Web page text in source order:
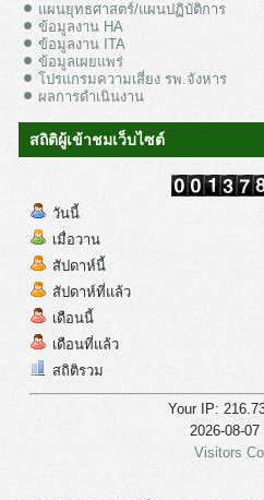
แผนยุทธศาสตร์/แผนปฏิบัติการ
ข้อมูลงาน HA
ข้อมูลงาน ITA
ข้อมูลเผยแพร่
โปรแกรมความเสี่ยง รพ.จังหาร
ผลการดำเนินงาน
สถิติผู้เข้าชมเว็บไซต์
วันนี้
เมื่อวาน
สัปดาห์นี้
สัปดาห์ที่แล้ว
เดือนนี้
เดือนที่แล้ว
สถิติรวม
Your IP:
2026-08-07
Visitors